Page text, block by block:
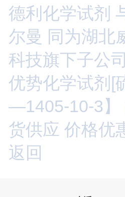
德利化学试剂
尔曼 同为湖北
科技旗下子公
优势化学试剂[
—1405-10-3】
货供应 价格优
返回